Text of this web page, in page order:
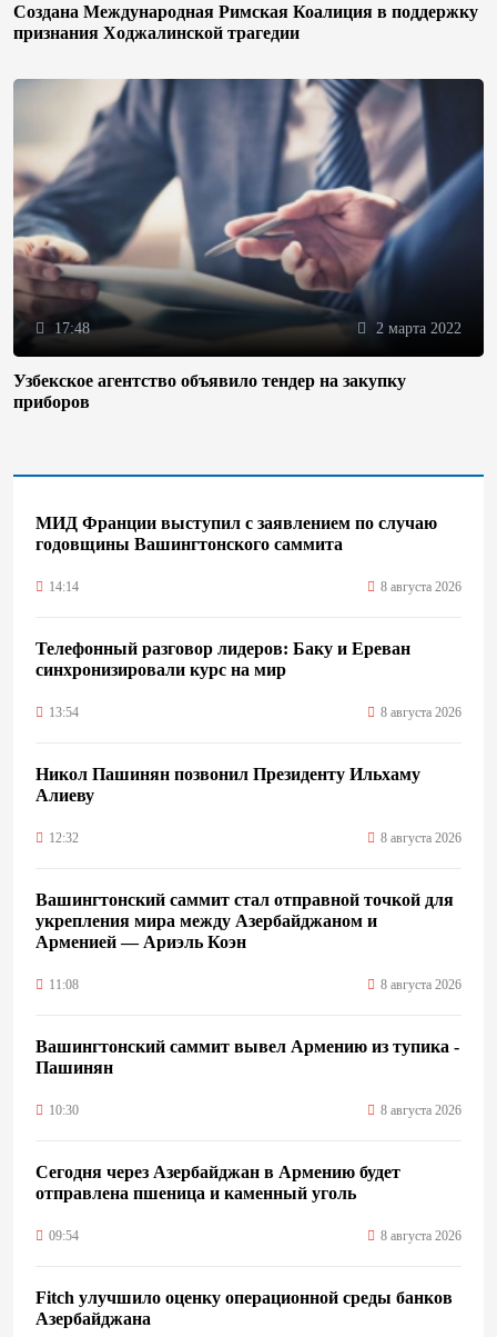
Создана Международная Римская Коалиция в поддержку
признания Ходжалинской трагедии
17:48 2 марта 2022
Узбекское агентство объявило тендер на закупку
приборов
МИД Франции выступил с заявлением по случаю
годовщины Вашингтонского саммита
14:14 8 августа 2026
Телефонный разговор лидеров: Баку и Ереван
синхронизировали курс на мир
13:54 8 августа 2026
Никол Пашинян позвонил Президенту Ильхаму
Алиеву
12:32 8 августа 2026
Вашингтонский саммит стал отправной точкой для
укрепления мира между Азербайджаном и
Арменией — Ариэль Коэн
11:08 8 августа 2026
Вашингтонский саммит вывел Армению из тупика -
Пашинян
10:30 8 августа 2026
Сегодня через Азербайджан в Армению будет
отправлена пшеница и каменный уголь
09:54 8 августа 2026
Fitch улучшило оценку операционной среды банков
Азербайджана